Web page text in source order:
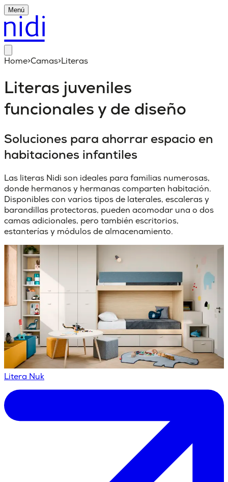
Menú
Home>Camas>Literas
Literas juveniles
funcionales y de diseño
Soluciones para ahorrar espacio en
habitaciones infantiles
Las literas Nidi son ideales para familias numerosas,
donde hermanos y hermanas comparten habitación.
Disponibles con varios tipos de laterales, escaleras y
barandillas protectoras, pueden acomodar una o dos
camas adicionales, pero también escritorios,
estanterías y módulos de almacenamiento.
Litera Nuk